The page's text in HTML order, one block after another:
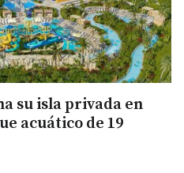
su isla privada en
acuático de 19